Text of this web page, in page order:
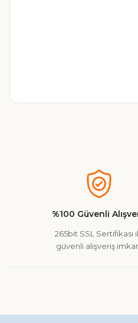
Ürün resmi kalitesiz,
Ürün bilgilerinde hatalar
Ürün fiyatı diğer sitelerden
%100 Güvenli
265bit SSL Sertifikası
güvenli alışveriş